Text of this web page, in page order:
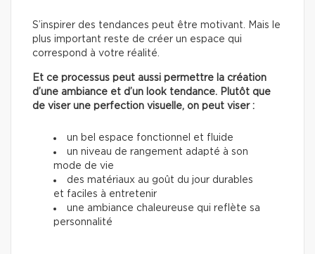
S’inspirer des tendances peut être motivant. Mais le
plus important reste de créer un espace qui
correspond à votre réalité.
Et ce processus peut aussi permettre la création
d’une ambiance et d’un look tendance. Plutôt que
de viser une perfection visuelle, on peut viser :
un bel espace fonctionnel et fluide
un niveau de rangement adapté à son
mode de vie
des matériaux au goût du jour durables
et faciles à entretenir
une ambiance chaleureuse qui reflète sa
personnalité